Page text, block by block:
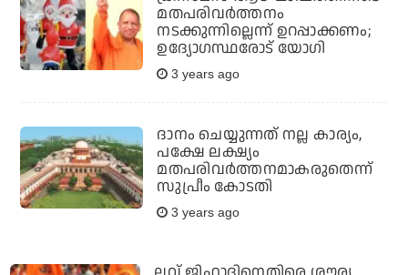
മതപരിവര്‍ത്തനം
നടക്കുന്നില്ലെന്ന് ഉറപ്പാക്കണം;
ഉദ്യോഗസ്ഥരോട് യോഗി
3 years ago
ദാനം ചെയ്യുന്നത് നല്ല കാര്യം,
പക്ഷേ ലക്ഷ്യം
മതപരിവര്‍ത്തനമാകരുതെന്ന്
സുപ്രീം കോടതി
3 years ago